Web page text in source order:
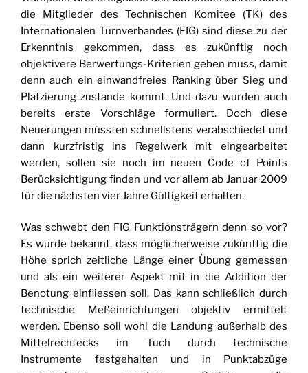
die Mitglieder des Technischen Komitee (TK) des
Internationalen Turnverbandes (FIG) sind diese zu der
Erkenntnis gekommen, dass es zukünftig noch
objektivere Berwertungs-Kriterien geben muss, damit
denn auch ein einwandfreies Ranking über Sieg und
Platzierung zustande kommt. Und dazu wurden auch
bereits erste Vorschläge formuliert. Doch diese
Neuerungen müssten schnellstens verabschiedet und
dann kurzfristig ins Regelwerk mit eingearbeitet
werden, sollen sie noch im neuen Code of Points
Berücksichtigung finden und vor allem ab Januar 2009
für die nächsten vier Jahre Gültigkeit erhalten.
Was schwebt den FIG Funktionsträgern denn so vor?
Es wurde bekannt, dass möglicherweise zukünftig die
Höhe sprich zeitliche Länge einer Übung gemessen
und als ein weiterer Aspekt mit in die Addition der
Benotung einfliessen soll. Das kann schließlich durch
technische Meßeinrichtungen objektiv ermittelt
werden. Ebenso soll wohl die Landung außerhalb des
Mittelrechtecks im Tuch durch technische
Instrumente festgehalten und in Punktabzüge